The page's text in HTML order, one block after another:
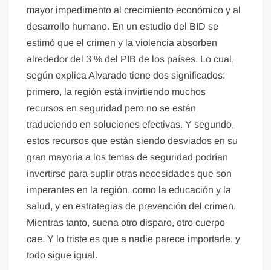
mayor impedimento al crecimiento económico y al
desarrollo humano. En un estudio del BID se
estimó que el crimen y la violencia absorben
alrededor del 3 % del PIB de los países. Lo cual,
según explica Alvarado tiene dos significados:
primero, la región está invirtiendo muchos
recursos en seguridad pero no se están
traduciendo en soluciones efectivas. Y segundo,
estos recursos que están siendo desviados en su
gran mayoría a los temas de seguridad podrían
invertirse para suplir otras necesidades que son
imperantes en la región, como la educación y la
salud, y en estrategias de prevención del crimen.
Mientras tanto, suena otro disparo, otro cuerpo
cae. Y lo triste es que a nadie parece importarle, y
todo sigue igual.